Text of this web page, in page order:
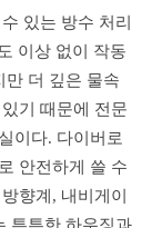
있는 방수 처리
이상 없이 작동
만 더 깊은 물속
기 때문에 전문
이다. 다이버로
안전하게 쓸 수
향계, 내비게이